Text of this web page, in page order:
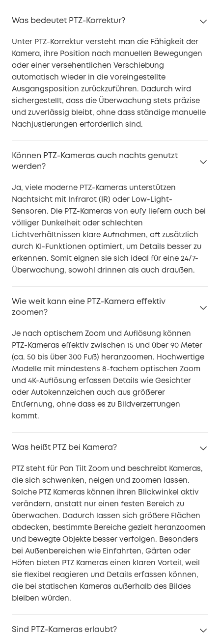
Was bedeutet PTZ-Korrektur?
Unter PTZ-Korrektur versteht man die Fähigkeit der
Kamera, ihre Position nach manuellen Bewegungen
oder einer versehentlichen Verschiebung
automatisch wieder in die voreingestellte
Ausgangsposition zurückzuführen. Dadurch wird
sichergestellt, dass die Überwachung stets präzise
und zuverlässig bleibt, ohne dass ständige manuelle
Nachjustierungen erforderlich sind.
Können PTZ-Kameras auch nachts genutzt
werden?
Ja, viele moderne PTZ-Kameras unterstützen
Nachtsicht mit Infrarot (IR) oder Low-Light-
Sensoren. Die PTZ-Kameras von eufy liefern auch bei
völliger Dunkelheit oder schlechten
Lichtverhältnissen klare Aufnahmen, oft zusätzlich
durch KI-Funktionen optimiert, um Details besser zu
erkennen. Somit eignen sie sich ideal für eine 24/7-
Überwachung, sowohl drinnen als auch draußen.
Wie weit kann eine PTZ-Kamera effektiv
zoomen?
Je nach optischem Zoom und Auflösung können
PTZ-Kameras effektiv zwischen 15 und über 90 Meter
(ca. 50 bis über 300 Fuß) heranzoomen. Hochwertige
Modelle mit mindestens 8-fachem optischen Zoom
und 4K-Auflösung erfassen Details wie Gesichter
oder Autokennzeichen auch aus größerer
Entfernung, ohne dass es zu Bildverzerrungen
kommt.
Was heißt PTZ bei Kamera?
PTZ steht für Pan Tilt Zoom und beschreibt Kameras,
die sich schwenken, neigen und zoomen lassen.
Solche PTZ Kameras können ihren Blickwinkel aktiv
verändern, anstatt nur einen festen Bereich zu
überwachen. Dadurch lassen sich größere Flächen
abdecken, bestimmte Bereiche gezielt heranzoomen
und bewegte Objekte besser verfolgen. Besonders
bei Außenbereichen wie Einfahrten, Gärten oder
Höfen bieten PTZ Kameras einen klaren Vorteil, weil
sie flexibel reagieren und Details erfassen können,
die bei statischen Kameras außerhalb des Bildes
bleiben würden.
Sind PTZ-Kameras erlaubt?